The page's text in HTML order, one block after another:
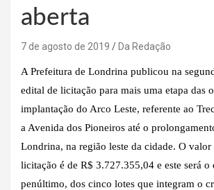
aberta
7 de agosto de 2019 Da Redação
A Prefeitura de Londrina publicou na
edital de licitação para mais uma etapa das
implantação do Arco Leste, referente ao
a Avenida dos Pioneiros até o
Londrina, na região leste da cidade. O
licitação é de R$ 3.727.355,04 e este será o
penúltimo, dos cinco lotes que integram o